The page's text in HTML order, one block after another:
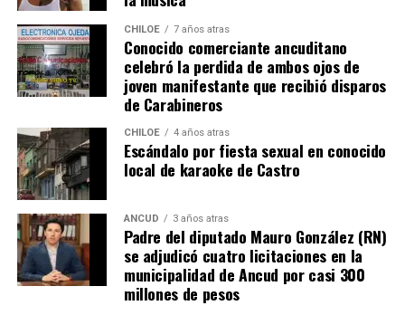
Gómez para ponerse en el lugar de quien comparte su
misma realidad, el Duchenne, salvando las “pequeñas
grandes” diferencias?
Voces al unísono se escuchan y se repiten en redes
sociales, el pedido de donar ese excedente al Dante Jara
resuena desde todo Chiloé, cuna del apoyo recibido por
parte de Camila Gómez, hasta nuestro lejano norte. Es
que, a diferencia del conocido dicho, en este caso, todos
los caminos conducen a… La Moneda y, mientras se
espera ese gesto por parte de la madre del pequeño
Tomás, los pasos siguen quemando los pies de Fernando
en pos de que cada kilómetro recorrido, signifique más
que una llegada a Santiago, un arribo a la cura de su hijo
CHILOE 7 años atras
Conocido comerciante ancuditano
celebró la perdida de ambos ojos de
joven manifestante que recibió disparos
de Carabineros
CHILOE 4 años atras
Escándalo por fiesta sexual en conocido
local de karaoke de Castro
ANCUD 3 años atras
Padre del diputado Mauro González (RN)
se adjudicó cuatro licitaciones en la
municipalidad de Ancud por casi 300
millones de pesos